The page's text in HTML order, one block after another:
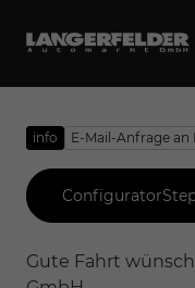
info E-Mail-Anfrage
Gute Fahrt